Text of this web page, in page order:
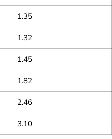
1.35
1.32
1.45
1.82
2.46
3.10